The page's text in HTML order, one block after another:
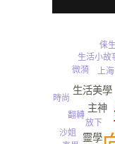
靈學
主神
生活美學
上海
翻轉
沙姐
生活小故
微漪
時尚
俫生
放下